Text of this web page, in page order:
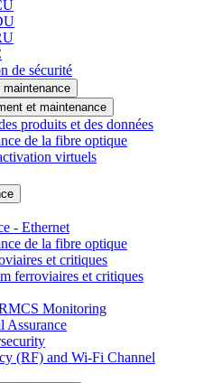
de sécurité
maintenance
et maintenance
produits et des données
de la fibre optique
virtuels
- Ethernet
de la fibre optique
et critiques
ferroviaires et critiques
Monitoring
Assurance
(RF) and Wi-Fi Channel